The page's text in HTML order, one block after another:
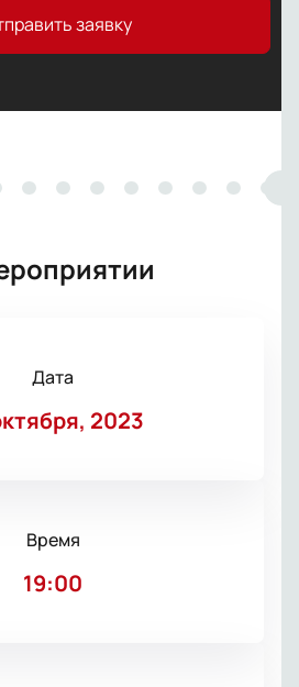
заявку
Дата
2023
Время
19:00